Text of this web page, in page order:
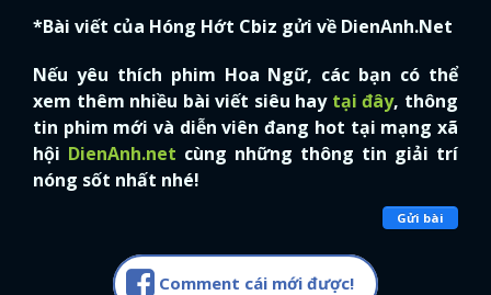
*Bài viết của Hóng Hớt Cbiz gửi về DienAnh.Net
Nếu yêu thích phim Hoa Ngữ, các bạn có thể
xem thêm nhiều bài viết siêu hay tại đây, thông
tin phim mới và diễn viên đang hot tại mạng xã
hội DienAnh.net cùng những thông tin giải trí
nóng sốt nhất nhé!
Gửi bài
Comment cái mới được!